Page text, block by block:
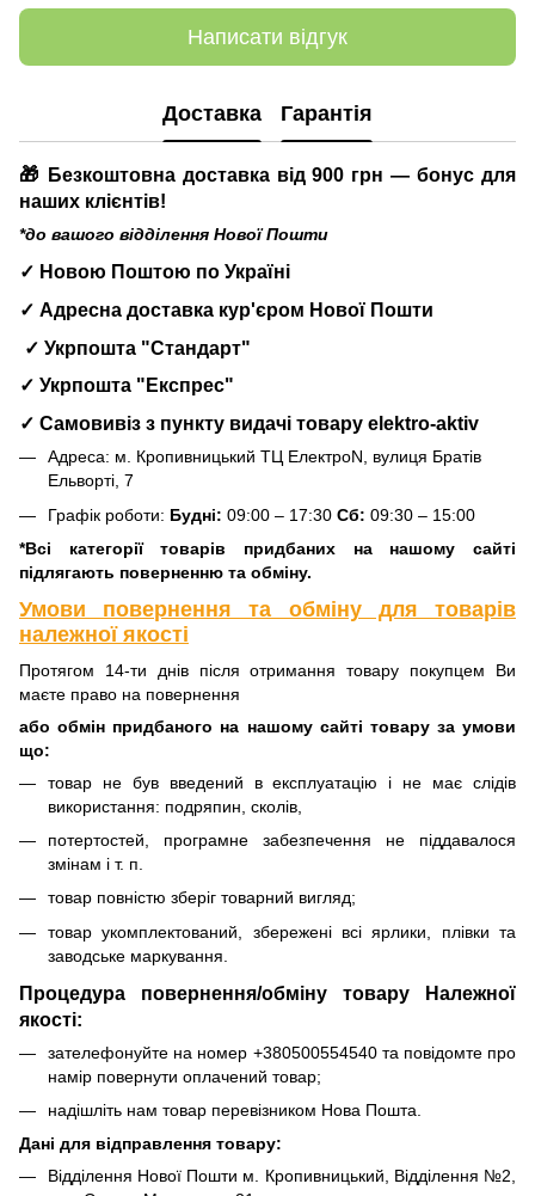
Написати відгук
Доставка Гарантія
🎁 Безкоштовна доставка від 900 грн — бонус для
наших клієнтів!
*до вашого відділення Нової Пошти
✓ Новою Поштою по Україні
✓ Адресна доставка кур'єром Нової Пошти
✓ Укрпошта "Стандарт"
✓ Укрпошта "Експрес"
✓ Самовивіз з пункту видачі товару elektro-aktiv
Адреса: м. Кропивницький ТЦ ЕлектроN, вулиця Братів
Ельворті, 7
Графік роботи: Будні: 09:00 – 17:30 Сб: 09:30 – 15:00
*Всі категорії товарів придбаних на нашому сайті
підлягають поверненню та обміну.
Умови повернення та обміну для товарів
належної якості
Протягом 14-ти днів після отримання товару покупцем Ви
маєте право на повернення
або обмін придбаного на нашому сайті товару за умови
що:
товар не був введений в експлуатацію і не має слідів
використання: подряпин, сколів,
потертостей, програмне забезпечення не піддавалося
змінам і т. п.
товар повністю зберіг товарний вигляд;
товар укомплектований, збережені всі ярлики, плівки та
заводське маркування.
Процедура повернення/обміну товару Належної
якості:
зателефонуйте на номер +380500554540 та повідомте про
намір повернути оплачений товар;
надішліть нам товар перевізником Нова Пошта.
Дані для відправлення товару:
Відділення Нової Пошти м. Кропивницький, Відділення №2,